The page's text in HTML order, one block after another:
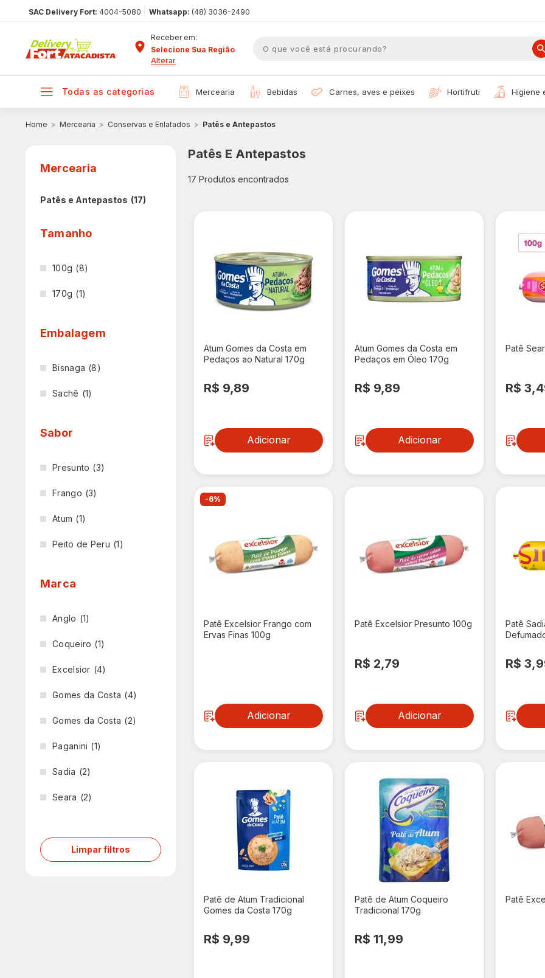
SAC Delivery Fort: 4004-5080 Whatsapp: (48) 3036-2490
Receber em:
Selecione Sua Região
Alterar
todas as categorias mercearia bebidas carnes, aves e peixes hortifruti
Mercearia Conservas e Enlatados Patês e Antepastos
Mercearia
Patês e Antepastos (17)
Marca
Anglo (1)
Coqueiro (1)
Excelsior (4)
Gomes da Costa (4)
Gomes da Costa (2)
Paganini (1)
Sadia (2)
Seara (2)
Tamanho
100g (8)
170g (1)
Embalagem
Bisnaga (8)
Sachê (1)
Sabor
Presunto (3)
Frango (3)
Atum (1)
Peito de Peru (1)
Limpar filtros
Patês E Antepastos
17 Produtos encontrados
Atum Gomes da Costa em
Pedaços ao Natural 170g
R$ 9,89
Adicionar
Atum Gomes da Costa em
Pedaços em Óleo 170g
R$ 9,89
Adicionar
Patê
R$
-6%
Patê Excelsior Frango com
Ervas Finas 100g
Adicionar
Patê Excelsior Presunto 100g
R$ 2,79
Adicionar
Patê
R$
Patê de Atum Tradicional
Gomes da Costa 170g
R$ 9,99
Patê de Atum Coqueiro
Tradicional 170g
R$ 11,99
Patê